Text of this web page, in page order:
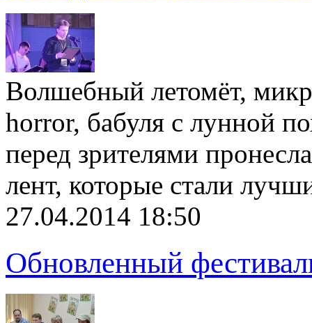
Волшебный летомёт,
horror, бабуля с лунной
перед зрителями
лент, которые стали
27.04.2014 18:50
Обновленный